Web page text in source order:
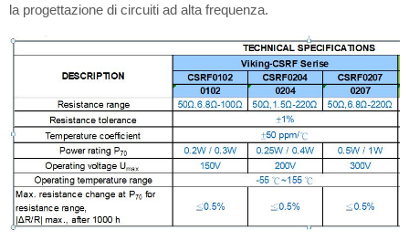
la progettazione di circuiti ad alta frequenza.